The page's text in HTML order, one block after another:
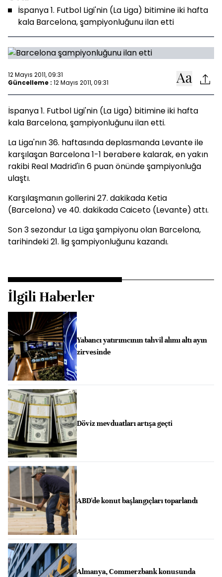
İspanya 1. Futbol Ligi'nin (La Liga) bitimine iki hafta
kala Barcelona, şampiyonluğunu ilan etti
12 Mayıs 2011, 09:31
Güncelleme : 12 Mayıs 2011, 09:31
İspanya 1. Futbol Ligi'nin (La Liga) bitimine iki hafta
kala Barcelona, şampiyonluğunu ilan etti.
La Liga'nın 36. haftasında deplasmanda Levante ile
karşılaşan Barcelona 1-1 berabere kalarak, en yakın
rakibi Real Madrid'in 6 puan önünde şampiyonluğa
ulaştı.
Karşılaşmanın gollerini 27. dakikada Ketia
(Barcelona) ve 40. dakikada Caiceto (Levante) attı.
Son 3 sezondur La Liga şampiyonu olan Barcelona,
tarihindeki 21. lig şampiyonluğunu kazandı.
İlgili Haberler
Yabancı yatırımcının tahvil alımı altı ayın
zirvesinde
Döviz mevduatları artışa geçti
ABD'de konut başlangıçları toparlandı
Almanya, Commerzbank konusunda